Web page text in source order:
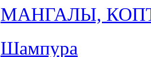
МАНГАЛЫ,
Шампура